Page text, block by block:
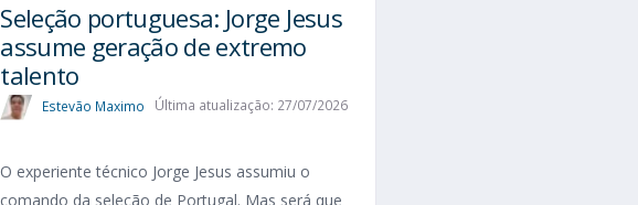
Seleção portuguesa: Jorge Jesus
assume geração de extremo
talento
Estevão Maximo Última atualização: 27/07/2026
O experiente técnico Jorge Jesus assumiu o
comando da seleção de Portugal. Mas será que